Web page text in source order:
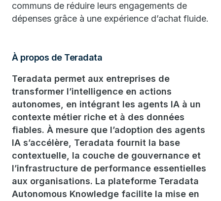
communs de réduire leurs engagements de
dépenses grâce à une expérience d’achat fluide.
À propos de Teradata
Teradata permet aux entreprises de
transformer l’intelligence en actions
autonomes, en intégrant les agents IA à un
contexte métier riche et à des données
fiables. À mesure que l’adoption des agents
IA s’accélère, Teradata fournit la base
contextuelle, la couche de gouvernance et
l’infrastructure de performance essentielles
aux organisations. La plateforme Teradata
Autonomous Knowledge facilite la mise en